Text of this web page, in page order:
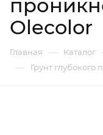
Olecolor
Главная — Каталог
— Грунт